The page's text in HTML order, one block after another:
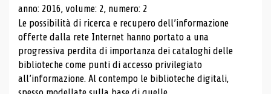
anno: 2016, volume: 2, numero: 2
Le possibilità di ricerca e recupero dell’informazione
offerte dalla rete Internet hanno portato a una
progressiva perdita di importanza dei cataloghi delle
biblioteche come punti di accesso privilegiato
all’informazione. Al contempo le biblioteche digitali,